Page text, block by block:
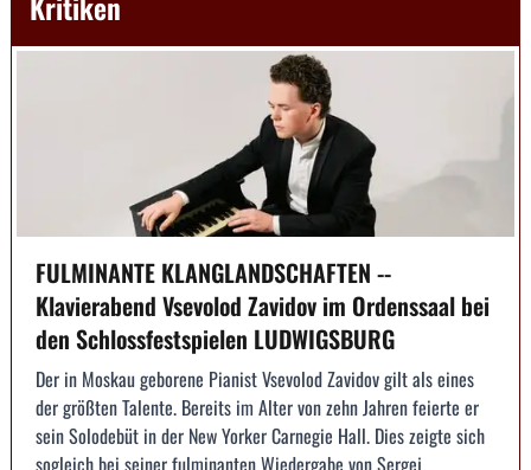
FULMINANTE KLANGLANDSCHAFTEN --
Klavierabend Vsevolod Zavidov im Ordenssaal bei
den Schlossfestspielen LUDWIGSBURG
Der in Moskau geborene Pianist Vsevolod Zavidov gilt als eines
der größten Talente. Bereits im Alter von zehn Jahren feierte er
sein Solodebüt in der New Yorker Carnegie Hall. Dies zeigte sich